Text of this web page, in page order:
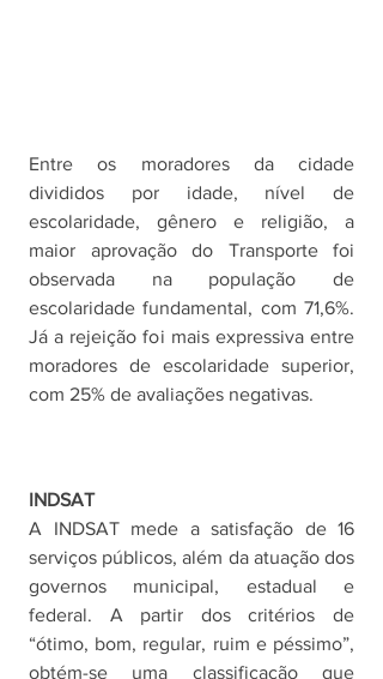
Entre os moradores da cidade
divididos por idade, nível de
escolaridade, gênero e religião, a
maior aprovação do Transporte foi
observada na população de
escolaridade fundamental, com 71,6%.
Já a rejeição foi mais expressiva entre
moradores de escolaridade superior,
com 25% de avaliações negativas.
INDSAT
A INDSAT mede a satisfação de 16
serviços públicos, além da atuação dos
governos municipal, estadual e
federal. A partir dos critérios de
“ótimo, bom, regular, ruim e péssimo”,
obtém-se uma classificação que